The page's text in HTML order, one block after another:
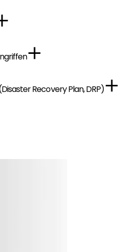
Recovery Plan, DRP)